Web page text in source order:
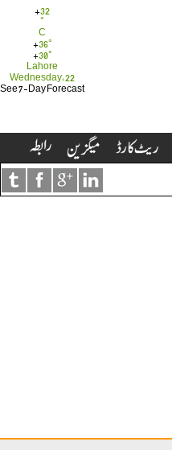
+32
°
C
+36°
+30°
Lahore
Wednesday, 22
See 7-Day Forecast